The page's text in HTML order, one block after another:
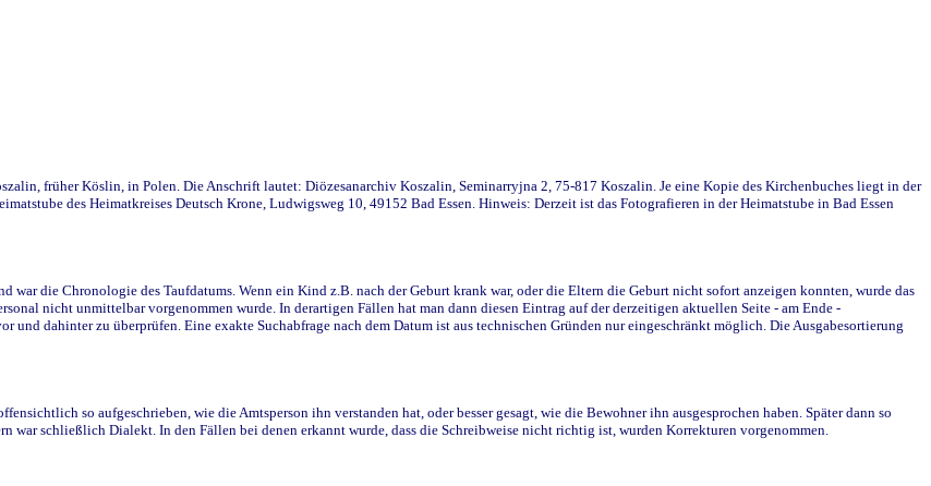
früher Köslin, in Polen. Die Anschrift lautet: Diözesanarchiv Koszalin, Seminarryjna 2, 75-817 Koszalin. Je eine Kopie des Kirchenbuches liegt in der
des Heimatkreises Deutsch Krone, Ludwigsweg 10, 49152 Bad Essen. Hinweis: Derzeit ist das Fotografieren in der Heimatstube in Bad Essen
die Chronologie des Taufdatums. Wenn ein Kind z.B. nach der Geburt krank war, oder die Eltern die Geburt nicht sofort anzeigen konnten, wurde das
nicht unmittelbar vorgenommen wurde. In derartigen Fällen hat man dann diesen Eintrag auf der derzeitigen aktuellen Seite - am Ende -
dahinter zu überprüfen. Eine exakte Suchabfrage nach dem Datum ist aus technischen Gründen nur eingeschränkt möglich. Die Ausgabesortierung
so aufgeschrieben, wie die Amtsperson ihn verstanden hat, oder besser gesagt, wie die Bewohner ihn ausgesprochen haben. Später dann so
war schließlich Dialekt. In den Fällen bei denen erkannt wurde, dass die Schreibweise nicht richtig ist, wurden Korrekturen vorgenommen.